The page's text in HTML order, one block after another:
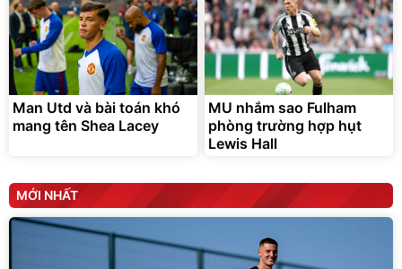
Man Utd và bài toán khó
mang tên Shea Lacey
MU nhắm sao Fulham
phòng trường hợp hụt
Lewis Hall
MỚI NHẤT